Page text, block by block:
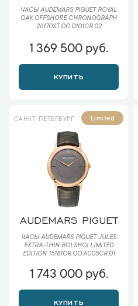
ЧАСЫ AUDEMARS PIGUET ROYAL
OAK OFFSHORE CHRONOGRAPH
26170ST.OO.D101CR.02
1 369 500 руб.
КУПИТЬ
САНКТ-ПЕТЕРБУРГ Limited
AUDEMARS PIGUET
ЧАСЫ AUDEMARS PIGUET JULES
EXTRA-THIN BOLSHOI LIMITED
EDITION 15181OR.OO.A005CR.01
1 743 000 руб.
КУПИТЬ